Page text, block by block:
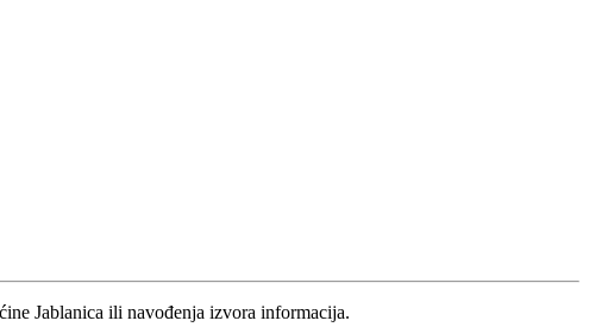
Jablanica ili navođenja izvora informacija.